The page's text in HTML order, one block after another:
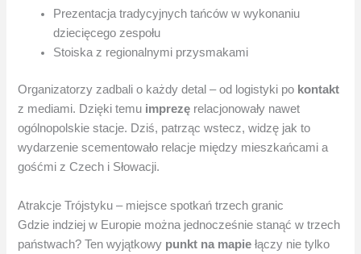
Prezentacja tradycyjnych tańców w wykonaniu
dziecięcego zespołu
Stoiska z regionalnymi przysmakami
Organizatorzy zadbali o każdy detal – od logistyki po kontakt
z mediami. Dzięki temu imprezę relacjonowały nawet
ogólnopolskie stacje. Dziś, patrząc wstecz, widzę jak to
wydarzenie scementowało relacje między mieszkańcami a
gośćmi z Czech i Słowacji.
Atrakcje Trójstyku – miejsce spotkań trzech granic
Gdzie indziej w Europie można jednocześnie stanąć w trzech
państwach? Ten wyjątkowy punkt na mapie łączy nie tylko